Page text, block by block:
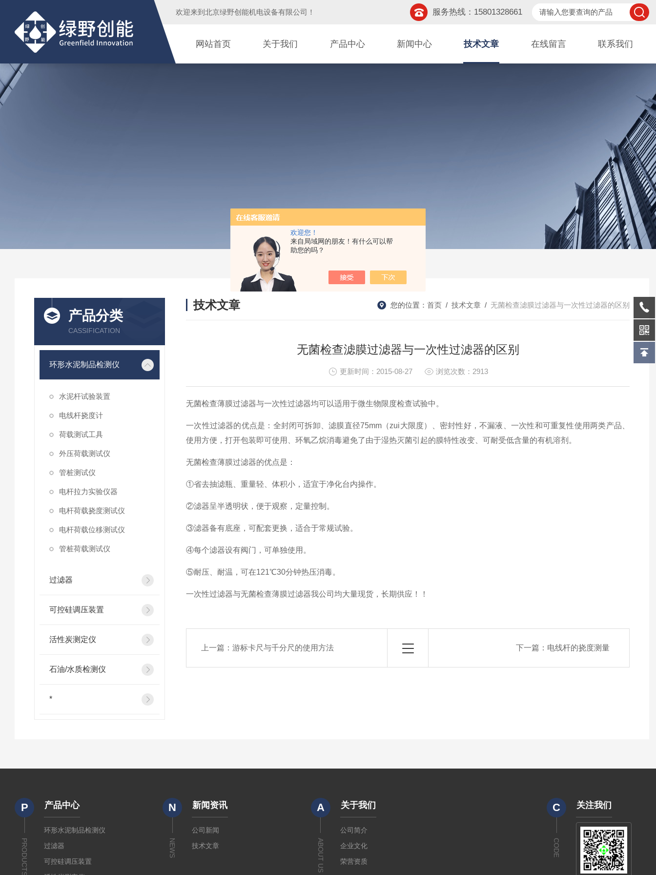
欢迎您！
来自局域网的朋友！有什么可以帮
助您的吗？
欢迎来到 北京绿野创能机电设备有限公司 ！ 服务热线：15801328661
网站首页 关于我们 产品中心 新闻中心 技术文章 在线留言 联系我们
产品分类
CASSIFICATION
环形水泥制品检测仪
水泥杆试验装置
电线杆挠度计
荷载测试工具
外压荷载测试仪
管桩测试仪
电杆拉力实验仪器
电杆荷载挠度测试仪
电杆荷载位移测试仪
管桩荷载测试仪
过滤器
可控硅调压装置
活性炭测定仪
石油/水质检测仪
*
技术文章 您的位置： 首页 / 技术文章 / 无菌检查滤膜过滤器与一次性过滤器的区别
无菌检查滤膜过滤器与一次性过滤器的区别
更新时间：2015-08-27 浏览次数：2913
无菌检查薄膜过滤器与一次性过滤器均可以适用于微生物限度检查试验中。
一次性过滤器的优点是：全封闭可拆卸、滤膜直径75mm（zui大限度）、密封性好，不漏液、一次性和可重复性使用两类产品、
使用方便，打开包装即可使用、环氧乙烷消毒避免了由于湿热灭菌引起的膜特性改变、可耐受低含量的有机溶剂。
无菌检查薄膜过滤器的优点是：
①省去抽滤瓶、重量轻、体积小，适宜于净化台内操作。
②滤器呈半透明状，便于观察，定量控制。
③滤器备有底座，可配套更换，适合于常规试验。
④每个滤器设有阀门，可单独使用。
⑤耐压、耐温，可在121℃30分钟热压消毒。
一次性过滤器与无菌检查薄膜过滤器我公司均大量现货，长期供应！！
上一篇：游标卡尺与千分尺的使用方法 下一篇： 电线杆的挠度测量
P
PRODUCTS
产品中心
环形水泥制品检测仪
过滤器
可控硅调压装置
N
NEWS
新闻资讯
公司新闻
技术文章
A
ABOUT US
关于我们
公司简介
企业文化
荣营资质
C
CODE
关注我们